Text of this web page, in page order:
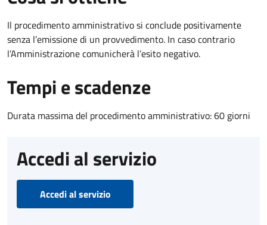
Il procedimento amministrativo si conclude positivamente
senza l’emissione di un provvedimento. In caso contrario
l’Amministrazione comunicherà l’esito negativo.
Tempi e scadenze
Durata massima del procedimento amministrativo: 60 giorni
Accedi al servizio
Accedi al servizio